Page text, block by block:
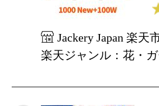
Jackery Japan 楽天
楽天ジャンル：花・